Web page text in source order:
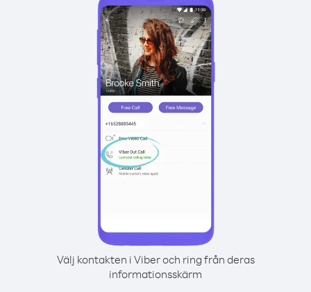
Välj kontakten i Viber och ring från deras
informationsskärm